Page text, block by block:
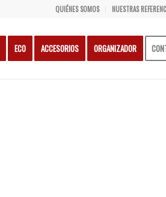
QUIÉNES SOMOS NUESTRAS
ECO ACCESORIOS ORGANIZADOR